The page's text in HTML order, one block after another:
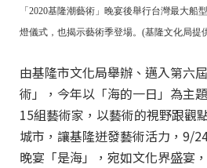
「2020基隆潮藝術」晚宴後舉行台灣最大船
燈儀式，也揭示藝術季登場。(基隆文化局提
由基隆市文化局舉辦、邁入第六
術」，今年以「海的一日」為主
15組藝術家，以藝術的視野跟觀
城市，讓基隆迸發藝術活力，9/
晚宴「是海」，宛如文化界盛宴